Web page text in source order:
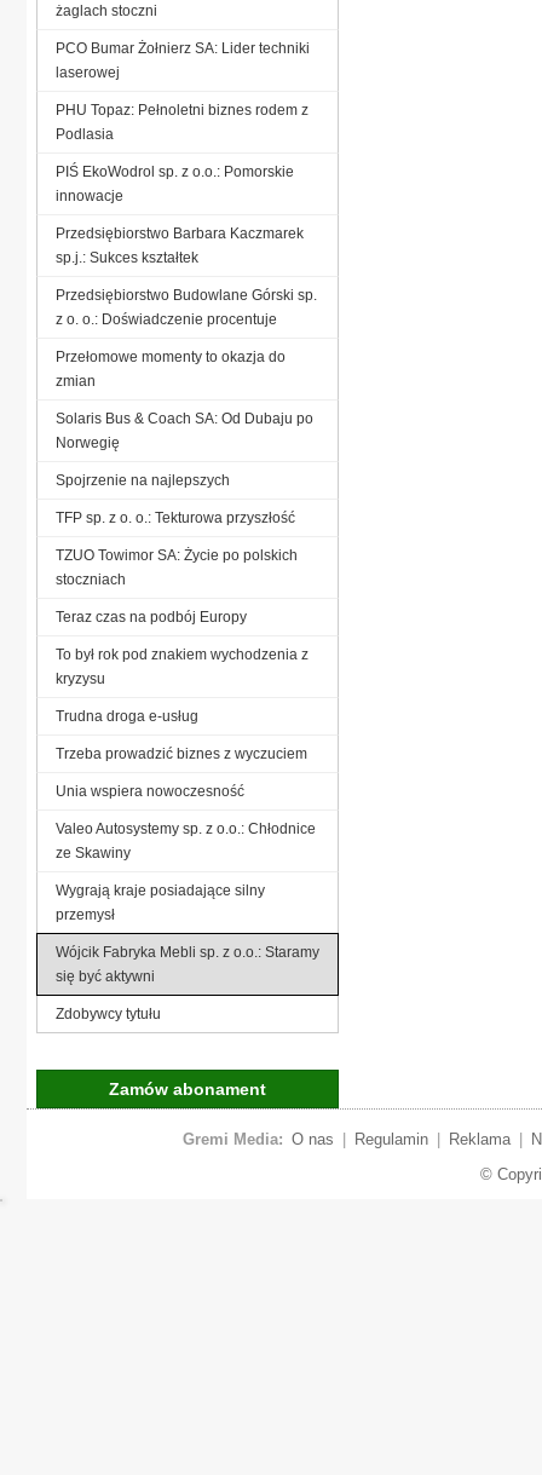
żaglach stoczni
PCO Bumar Żołnierz SA: Lider techniki
laserowej
PHU Topaz: Pełnoletni biznes rodem z
Podlasia
PIŚ EkoWodrol sp. z o.o.: Pomorskie
innowacje
Przedsiębiorstwo Barbara Kaczmarek
sp.j.: Sukces kształtek
Przedsiębiorstwo Budowlane Górski sp.
z o. o.: Doświadczenie procentuje
Przełomowe momenty to okazja do
zmian
Solaris Bus & Coach SA: Od Dubaju po
Norwegię
Spojrzenie na najlepszych
TFP sp. z o. o.: Tekturowa przyszłość
TZUO Towimor SA: Życie po polskich
stoczniach
Teraz czas na podbój Europy
To był rok pod znakiem wychodzenia z
kryzysu
Trudna droga e-usług
Trzeba prowadzić biznes z wyczuciem
Unia wspiera nowoczesność
Valeo Autosystemy sp. z o.o.: Chłodnice
ze Skawiny
Wygrają kraje posiadające silny
przemysł
Wójcik Fabryka Mebli sp. z o.o.: Staramy
się być aktywni
Zdobywcy tytułu
Zamów abonament
Gremi Media: O nas Regulamin Reklama
©